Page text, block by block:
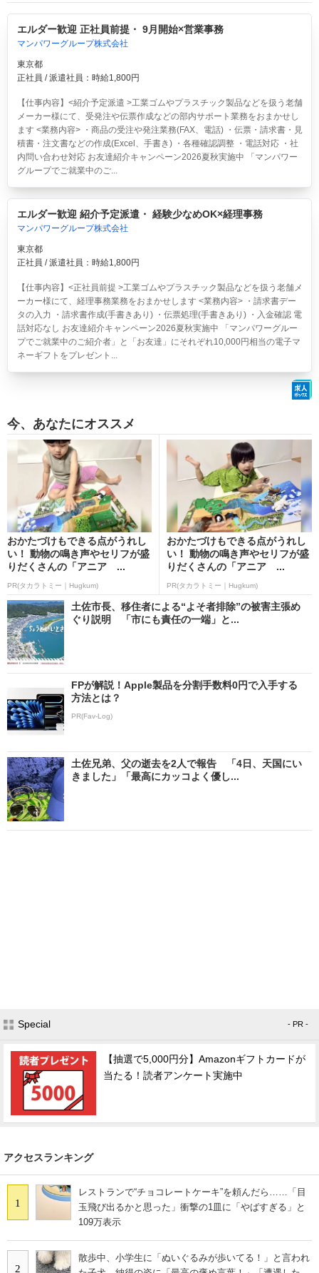
エルダー歓迎 正社員前提・ 9月開始×営業事務
マンパワーグループ株式会社
東京都
正社員 / 派遣社員：時給1,800円
【仕事内容】<紹介予定派遣 >工業ゴムやプラスチック製品などを扱う老舗
メーカー様にて、受発注や伝票作成などの部内サポート業務をおまかせし
ます <業務内容> ・商品の受注や発注業務(FAX、電話) ・伝票・請求書・見
積書・注文書などの作成(Excel、手書き) ・各種確認調整 ・電話対応 ・社
内問い合わせ対応 お友達紹介キャンペーン2026夏秋実施中 「マンパワー
グループでご就業中のご...
エルダー歓迎 紹介予定派遣・ 経験少なめOK×経理事務
マンパワーグループ株式会社
東京都
正社員 / 派遣社員：時給1,800円
【仕事内容】<正社員前提 >工業ゴムやプラスチック製品などを扱う老舗メ
ーカー様にて、経理事務業務をおまかせします <業務内容> ・請求書デー
タの入力 ・請求書作成(手書きあり) ・伝票処理(手書きあり) ・入金確認 電
話対応なし お友達紹介キャンペーン2026夏秋実施中 「マンパワーグルー
プでご就業中のご紹介者」と「お友達」にそれぞれ10,000円相当の電子マ
ネーギフトをプレゼント...
今、あなたにオススメ
おかたづけもできる点がうれし
い！ 動物の鳴き声やセリフが盛
りだくさんの「アニア ...
PR(タカラトミー｜Hugkum)
おかたづけもできる点がうれし
い！ 動物の鳴き声やセリフが盛
りだくさんの「アニア ...
PR(タカラトミー｜Hugkum)
土佐市長、移住者による“よそ者排除”の被害主張め
ぐり説明 「市にも責任の一端」と...
FPが解説！Apple製品を分割手数料0円で入手する
方法とは？
PR(Fav-Log)
土佐兄弟、父の逝去を2人で報告 「4日、天国にい
きました」「最高にカッコよく優し...
Special - PR -
【抽選で5,000円分】Amazonギフトカードが
当たる！読者アンケート実施中
アクセスランキング
1
レストランで“チョコレートケーキ”を頼んだら……「目
玉飛び出るかと思った」衝撃の1皿に「やばすぎる」と
109万表示
2
散歩中、小学生に「ぬいぐるみが歩いてる！」と言われ